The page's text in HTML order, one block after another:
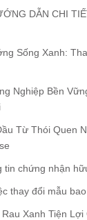
DẪN CHI
Sống Xanh:
Nghiệp Bền
Từ Thói Quen
tin chứng nhận
thay đổi mẫu
Xanh Tiện Lợi